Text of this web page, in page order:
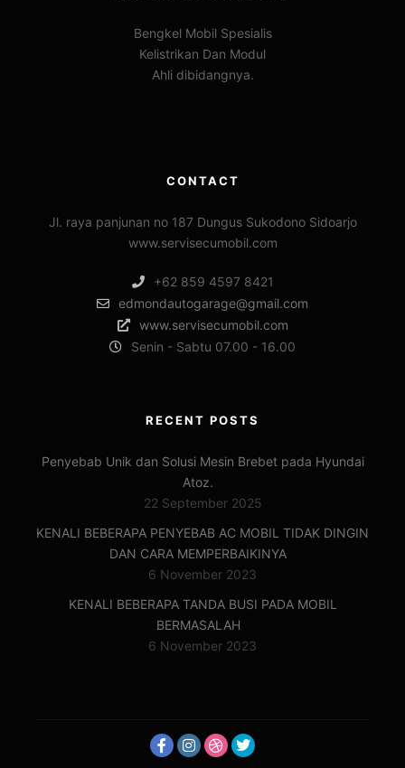
Bengkel Mobil Spesialis
Kelistrikan Dan Modul
Ahli dibidangnya.
CONTACT
Jl. raya panjunan no 187 Dungus Sukodono Sidoarjo
www.servisecumobil.com
+62 859 4597 8421
edmondautogarage@gmail.com
www.servisecumobil.com
Senin - Sabtu 07.00 - 16.00
RECENT POSTS
Penyebab Unik dan Solusi Mesin Brebet pada Hyundai
Atoz.
22 September 2025
KENALI BEBERAPA PENYEBAB AC MOBIL TIDAK DINGIN
DAN CARA MEMPERBAIKINYA
6 November 2023
KENALI BEBERAPA TANDA BUSI PADA MOBIL
BERMASALAH
6 November 2023